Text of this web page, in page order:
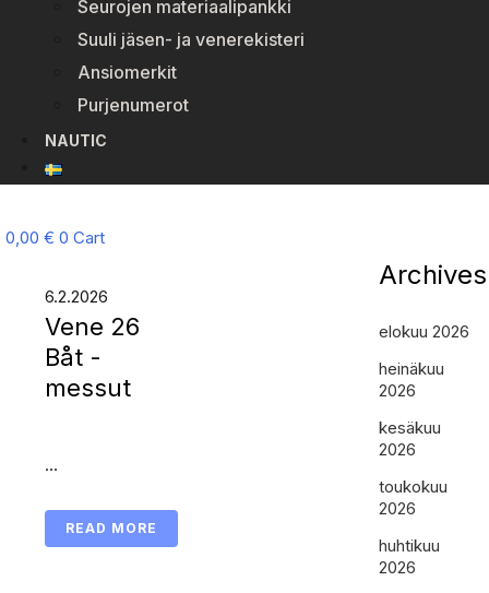
Seurojen materiaalipankki
Suuli jäsen- ja venerekisteri
Ansiomerkit
Purjenumerot
NAUTIC
0,00 € 0 Cart
6.2.2026
Vene 26
Båt -
messut
...
READ MORE
Archives
elokuu 2026
heinäkuu
2026
kesäkuu
2026
toukokuu
2026
huhtikuu
2026